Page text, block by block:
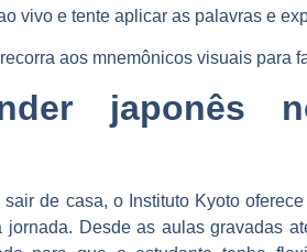
vivo e tente aplicar as palavras e
aos mnemônicos visuais para
japonês
de casa, o Instituto Kyoto
jornada. Desde as aulas gravadas